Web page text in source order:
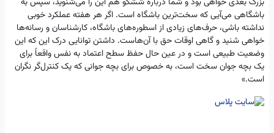
باشگاهی می‌آیی که سخت‌ترین باشگاه است. اگر هر هفته عملکرد خوبی
نداشته باشی، حرف‌های زیادی از اسطوره‌های باشگاه، کارشناسان و رسانه‌ها
خواهی شنید و گاهی اوقات حق با آن‌هاست. داشتن توانایی درک این که این
وضعیت طبیعی است و در عین حال حفظ سطح اعتماد به نفس واقعاً برای
یک بچه جوان سخت است، به خصوص برای بچه جوانی که یک کنترل‌گر نگران
است.»